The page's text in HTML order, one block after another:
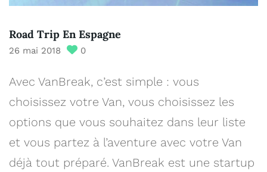
Road Trip En Espagne
26 mai 2018 0
Avec VanBreak, c’est simple : vous
choisissez votre Van, vous choisissez les
options que vous souhaitez dans leur liste
et vous partez à l’aventure avec votre Van
déjà tout préparé. VanBreak est une startup